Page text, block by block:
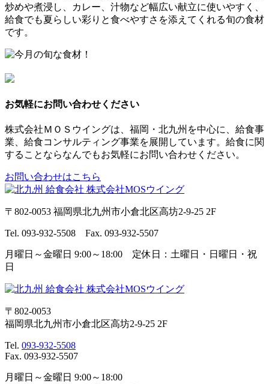
炒めや煮浸し、カレー、汁物など幅広い献立に使いやすく、
給食でも夏らしい彩りと食べやすさを添えてくれる旬の食材
です。
お気軽にお問い合わせください
株式会社ＭＯＳウイングは、福岡・北九州を中心に、給食事
業、給食コンサルティング事業を展開しています。給食に関
することならなんでもお気軽にお問い合わせください。
お問い合わせはこちら
〒802-0053 福岡県北九州市小倉北区高坊2-9-25 2F
Tel. 093-932-5508 Fax. 093-932-5507
月曜日～金曜日 9:00～18:00 定休日：土曜日・日曜日・祝
日
〒802-0053
福岡県北九州市小倉北区高坊2-9-25 2F
Tel. 093-932-5508
Fax. 093-932-5507
月曜日～金曜日 9:00～18:00